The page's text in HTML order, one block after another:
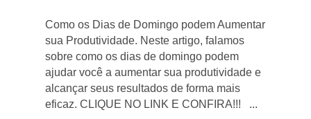
Como os Dias de Domingo podem Aumentar
sua Produtividade. Neste artigo, falamos
sobre como os dias de domingo podem
ajudar você a aumentar sua produtividade e
alcançar seus resultados de forma mais
eficaz. CLIQUE NO LINK E CONFIRA!!! ...